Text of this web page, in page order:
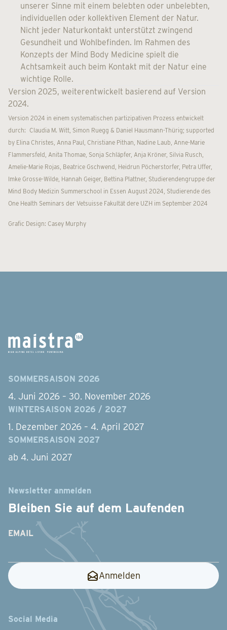
unserer Sinne mit einem belebten oder unbelebten,
individuellen oder kollektiven Element der Natur.
Nicht jeder Naturkontakt unterstützt zwingend
Gesundheit und Wohlbefinden. Im Rahmen des
Konzepts der Mind Body Medicine spielt die
Achtsamkeit auch beim Kontakt mit der Natur eine
wichtige Rolle.
Version 2025, weiterentwickelt basierend auf Version
2024.
Version 2024 in einem systematischen partizipativen Prozess entwickelt
durch: Claudia M. Witt, Simon Ruegg & Daniel Hausmann-Thürig; supported
by Elina Christes, Anna Paul, Christiane Pithan, Nadine Laub, Anne-Marie
Flammersfeld, Anita Thomae, Sonja Schläpfer, Anja Kröner, Silvia Rusch,
Amelie-Marie Rojas, Beatrice Gschwend, Heidrun Pöcherstorfer, Petra Uffer,
Imke Grosse-Wilde, Hannah Geiger, Bettina Plattner, Studierendengruppe der
Mind Body Medizin Summerschool in Essen August 2024, Studierende des
One Health Seminars der Vetsuisse Fakultät dere UZH im September 2024
Grafic Design: Casey Murphy
SOMMERSAISON 2026
4. Juni 2026 – 30. November 2026
WINTERSAISON 2026 / 2027
1. Dezember 2026 – 4. April 2027
SOMMERSAISON 2027
ab 4. Juni 2027
Newsletter anmelden
Bleiben Sie auf dem Laufenden
EMAIL
Anmelden
Social Media